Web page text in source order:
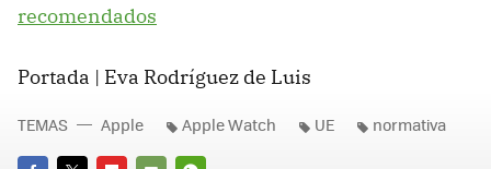
recomendados
Portada | Eva Rodríguez de Luis
TEMAS Apple Apple Watch UE normativa